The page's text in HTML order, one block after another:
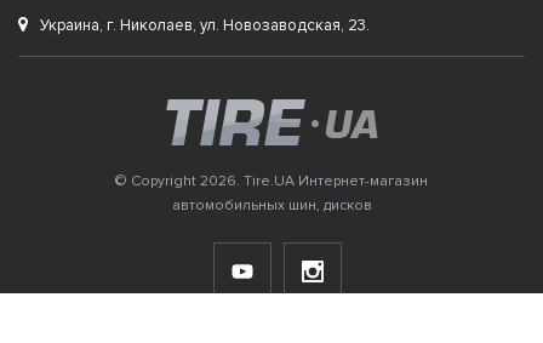
Украина, г. Николаев, ул. Новозаводская, 23.
© Copyright 2026. Tire.UA Интернет-магазин
автомобильных шин, дисков